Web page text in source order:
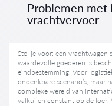
Problemen met
vrachtvervoer
Stel je voor: een vrachtwagen
waardevolle goederen is
eindbestemming. Voor
ondenkbare scenario’s, maar
complexe wereld van
valkuilen constant op de loer.